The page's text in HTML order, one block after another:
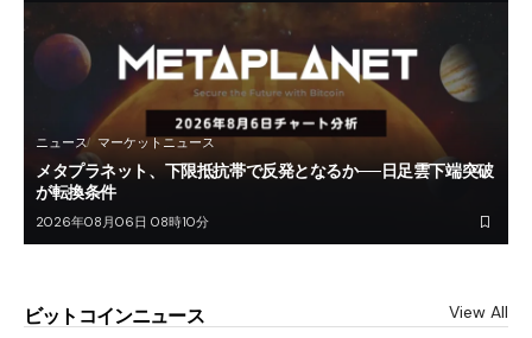
ニュース マーケットニュース
メタプラネット、下限抵抗帯で反発となるか──日足雲下端突破
が転換条件
2026年08月06日 08時10分
ビットコインニュース View All